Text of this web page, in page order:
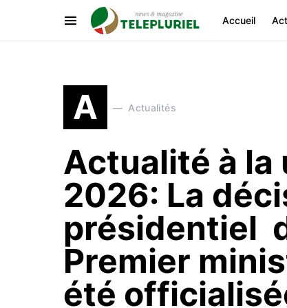
Accueil
A Actualités
Actualité à la
2026: La
présidentiel
Premier
été